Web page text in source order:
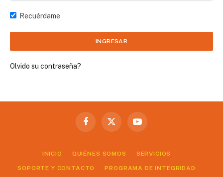
Recuérdame
Olvido su contraseña?
Facebook
X
YouTube
INICIO QUIÉNES SOMOS SERVICIOS
SOPORTE Y CONTACTO PROGRAMA DE INTEGRIDAD